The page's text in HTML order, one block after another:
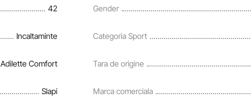
și corecta prompt eventualele erori în cel mai scurt
42 Gender
Incaltaminte Categoria Sport
Adilette Comfort Tara de origine
Slapi Marca comerciala